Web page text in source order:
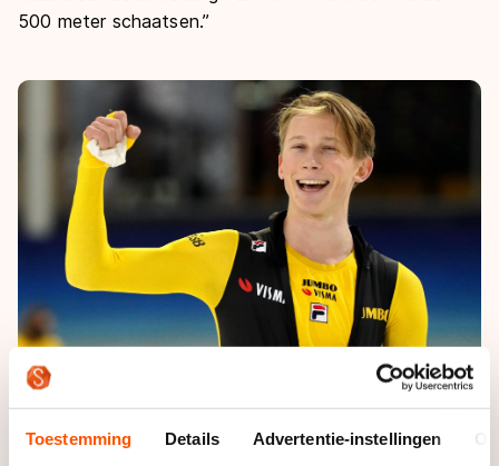
Toestemming Details Advertentie-instellingen
500 meter schaatsen.”
De grote beloftes kon de hier 21-jarige Scheperkamp